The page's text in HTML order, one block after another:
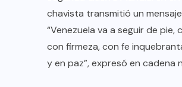
chavista transmitió un
“Venezuela va a seguir de pie,
con firmeza, con fe
y en paz”, expresó en cadena